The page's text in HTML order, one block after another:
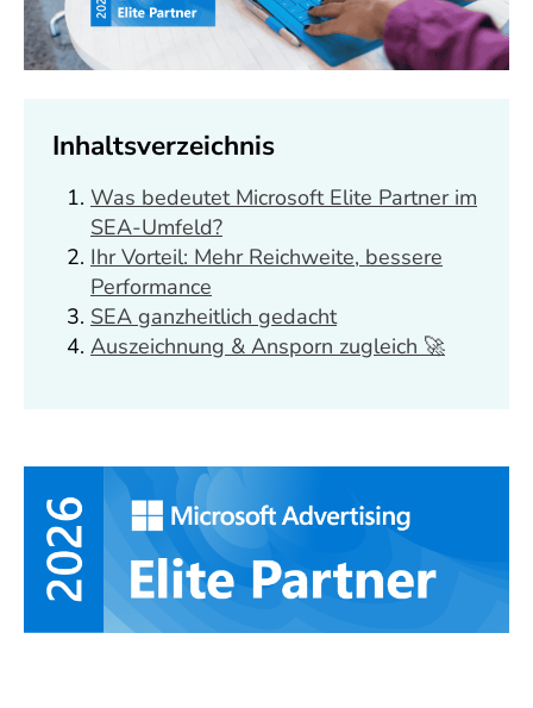
Inhaltsverzeichnis
Was bedeutet Microsoft Elite Partner im
SEA-Umfeld?
Ihr Vorteil: Mehr Reichweite, bessere
Performance
SEA ganzheitlich gedacht
Auszeichnung & Ansporn zugleich 🚀